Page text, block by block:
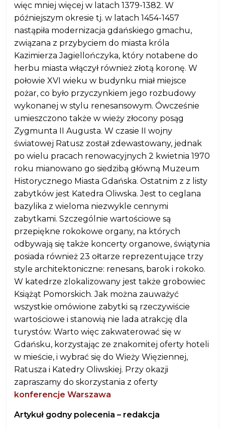
więc mniej więcej w latach 1379-1382. W
późniejszym okresie tj. w latach 1454-1457
nastąpiła modernizacja gdańskiego gmachu,
związana z przybyciem do miasta króla
Kazimierza Jagiellończyka, który notabene do
herbu miasta włączył również złotą koronę. W
połowie XVI wieku w budynku miał miejsce
pożar, co było przyczynkiem jego rozbudowy
wykonanej w stylu renesansowym. Ówcześnie
umieszczono także w wieży złocony posąg
Zygmunta II Augusta. W czasie II wojny
światowej Ratusz został zdewastowany, jednak
po wielu pracach renowacyjnych 2 kwietnia 1970
roku mianowano go siedzibą główną Muzeum
Historycznego Miasta Gdańska. Ostatnim z z listy
zabytków jest Katedra Oliwska. Jest to ceglana
bazylika z wieloma niezwykle cennymi
zabytkami. Szczególnie wartościowe są
przepiękne rokokowe organy, na których
odbywają się także koncerty organowe, świątynia
posiada również 23 ołtarze reprezentujące trzy
style architektoniczne: renesans, barok i rokoko.
W katedrze zlokalizowany jest także grobowiec
Książąt Pomorskich. Jak można zauważyć
wszystkie omówione zabytki są rzeczywiście
wartościowe i stanowią nie lada atrakcję dla
turystów. Warto więc zakwaterować się w
Gdańsku, korzystając ze znakomitej oferty hoteli
w mieście, i wybrać się do Wieży Więziennej,
Ratusza i Katedry Oliwskiej. Przy okazji
zapraszamy do skorzystania z oferty
konferencje Warszawa
Artykuł godny polecenia – redakcja